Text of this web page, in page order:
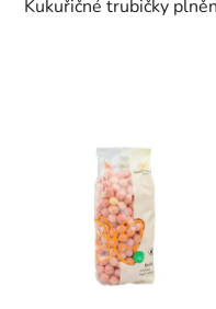
hvězdiček.
Kukuřičné trubičky